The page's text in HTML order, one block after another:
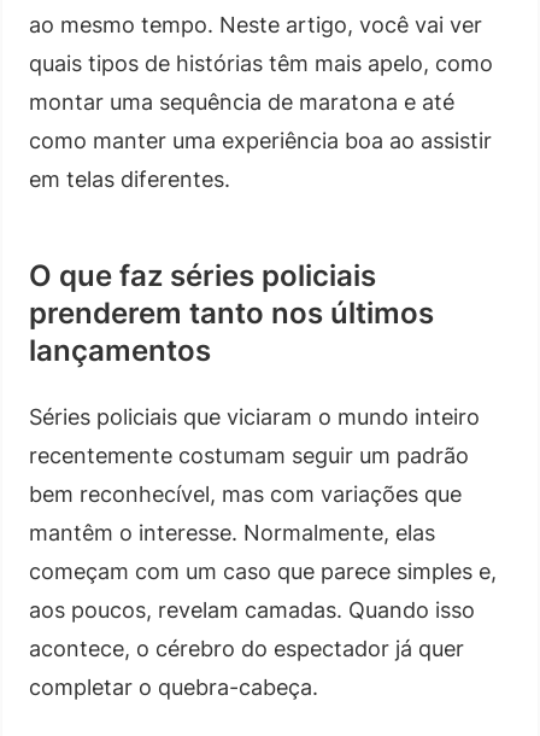
ao mesmo tempo. Neste artigo, você vai ver
quais tipos de histórias têm mais apelo, como
montar uma sequência de maratona e até
como manter uma experiência boa ao assistir
em telas diferentes.
O que faz séries policiais
prenderem tanto nos últimos
lançamentos
Séries policiais que viciaram o mundo inteiro
recentemente costumam seguir um padrão
bem reconhecível, mas com variações que
mantêm o interesse. Normalmente, elas
começam com um caso que parece simples e,
aos poucos, revelam camadas. Quando isso
acontece, o cérebro do espectador já quer
completar o quebra-cabeça.